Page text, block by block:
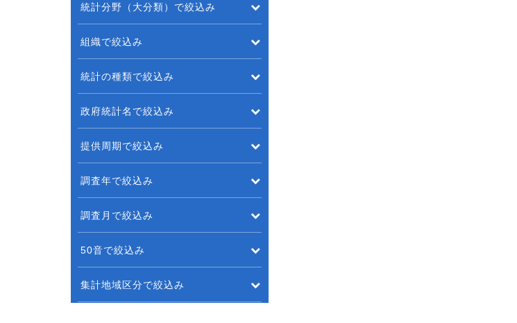
統計分野（大分類）で絞込み
組織で絞込み
統計の種類で絞込み
政府統計名で絞込み
提供周期で絞込み
調査年で絞込み
調査月で絞込み
50音で絞込み
集計地域区分で絞込み